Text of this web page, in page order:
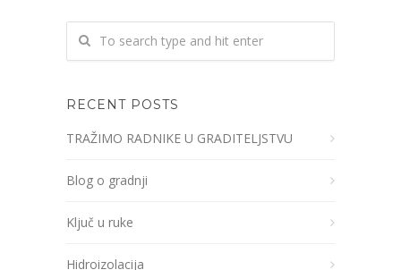
RECENT POSTS
TRAŽIMO RADNIKE U GRADITELJSTVU
Blog o gradnji
Ključ u ruke
Hidroizolacija